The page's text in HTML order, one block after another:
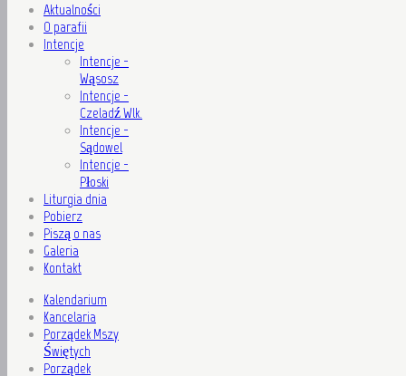
Aktualności
O parafii
Intencje
Intencje -
Wąsosz
Intencje -
Czeladź Wlk.
Intencje -
Sądowel
Intencje -
Płoski
Liturgia dnia
Pobierz
Piszą o nas
Galeria
Kontakt
Kalendarium
Kancelaria
Porządek Mszy
Świętych
Porządek